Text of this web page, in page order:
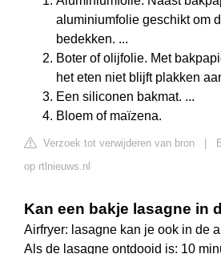
aluminiumfolie geschikt om
bedekken. ...
Boter of olijfolie. Met
het eten niet blijft plakken
Een siliconen bakmat. ...
Bloem of maïzena.
Verzoek tot verwijderen van bron
op rtlnieuws.nl
Kan een bakje lasagne in
Airfryer: lasagne kan je ook in de
Als de lasagne ontdooid is: 10